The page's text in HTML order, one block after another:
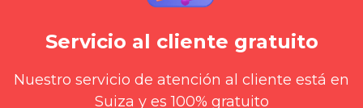
Servicio al cliente gratuito
Nuestro servicio de atención al cliente está en
Suiza y es 100% gratuito